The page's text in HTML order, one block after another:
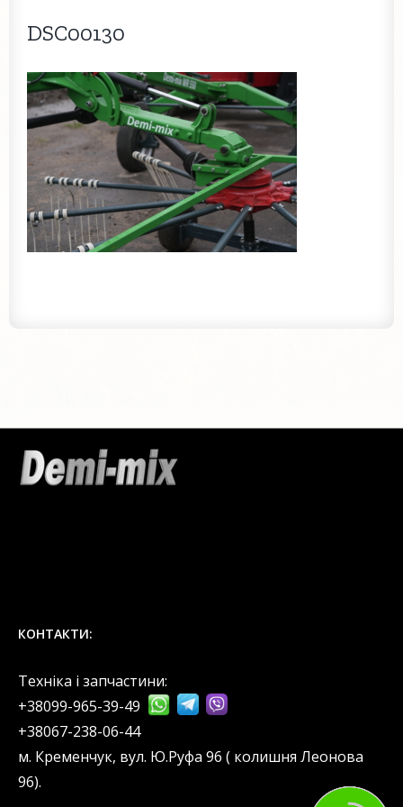
DSC00130
КОНТАКТИ:
Техніка і запчастини:
+38099-965-39-49
‎+38067-238-06-44
м. Кременчук, вул. Ю.Руфа 96 ( колишня Леонова
96).